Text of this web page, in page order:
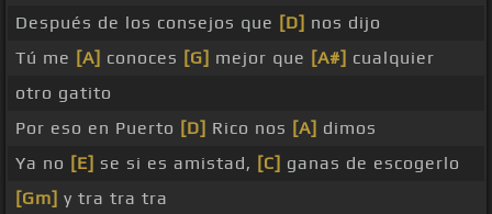
Después de los consejos que [D] nos dijo
Tú me [A] conoces [G] mejor que [A#] cualquier
otro gatito
Por eso en Puerto [D] Rico nos [A] dimos
Ya no [E] se si es amistad, [C] ganas de escogerlo
[Gm] y tra tra tra